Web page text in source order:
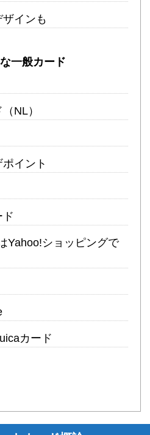
インも
一般カード
NL）
イント
ド
Yahoo!ショッピングで
カード